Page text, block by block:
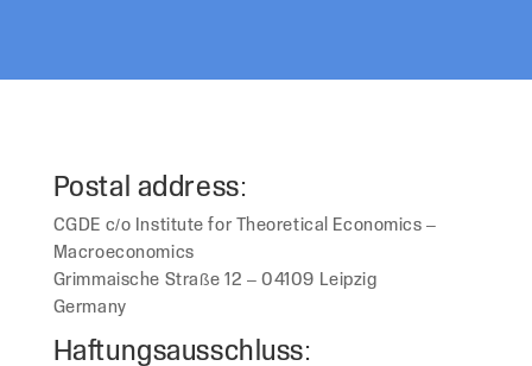
Postal address:
CGDE c/o Institute for Theoretical Economics –
Macroeconomics
Grimmaische Straße 12 – 04109 Leipzig
Germany
Haftungsausschluss: